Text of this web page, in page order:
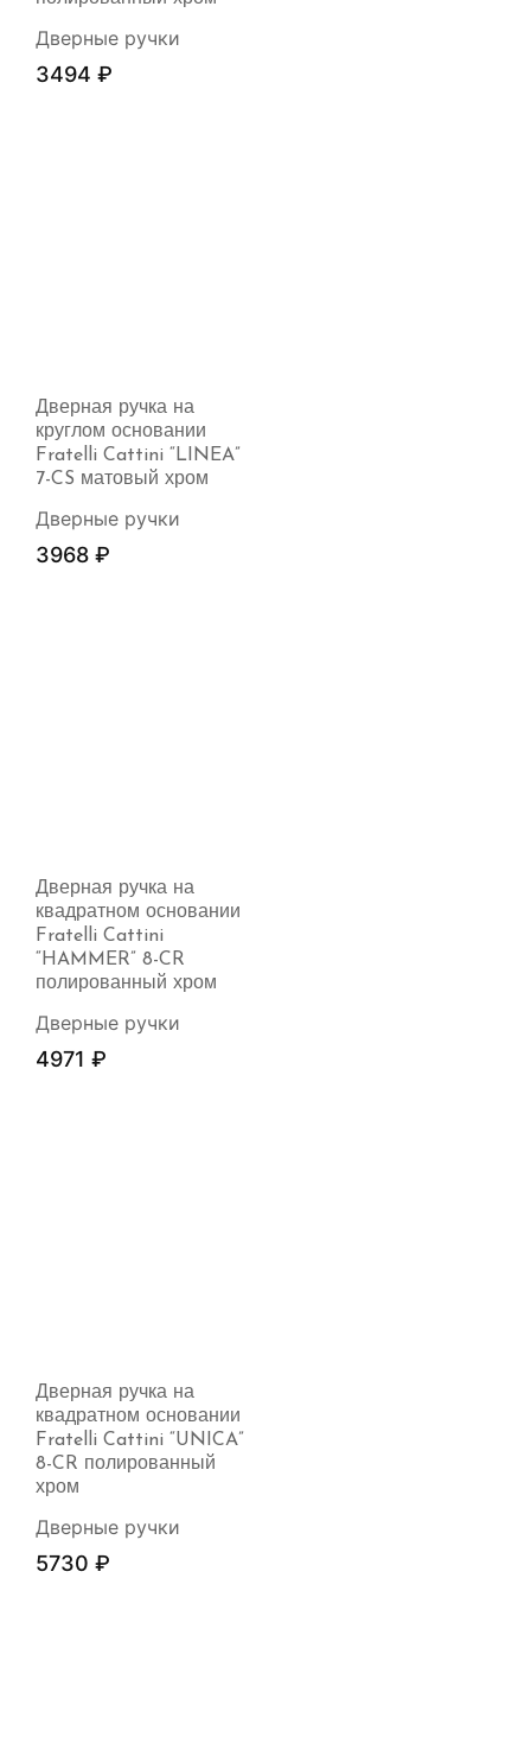
Дверные ручки
3494 ₽
Дверная ручка на
круглом основании
Fratelli Cattini “LINEA”
7-CS матовый хром
Дверные ручки
3968 ₽
Дверная ручка на
квадратном основании
Fratelli Cattini
“HAMMER” 8-CR
полированный хром
Дверные ручки
4971 ₽
Дверная ручка на
квадратном основании
Fratelli Cattini “UNICA”
8-CR полированный
хром
Дверные ручки
5730 ₽